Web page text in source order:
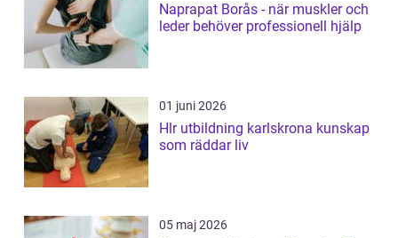
Naprapat Borås - när muskler och
leder behöver professionell hjälp
01 juni 2026
Hlr utbildning karlskrona kunskap
som räddar liv
05 maj 2026